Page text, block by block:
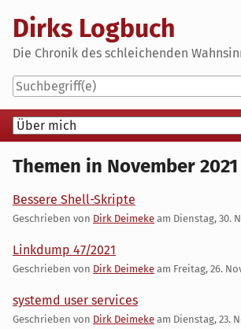
content
Dirks Logbuch
Die Chronik des schleichenden
Navigation
Themen in November 2021
Bessere Shell-Skripte
Geschrieben von Dirk Deimeke am Dienstag, 30.
Linkdump 47/2021
Geschrieben von Dirk Deimeke am Freitag, 26.
systemd user services
Geschrieben von Dirk Deimeke am Dienstag, 23.